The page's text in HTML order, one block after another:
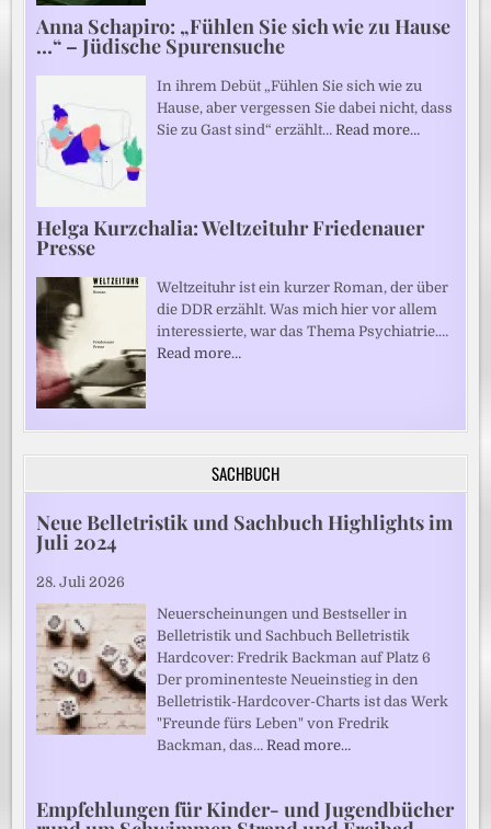
Anna Schapiro: „Fühlen Sie sich wie zu Hause
…“ – Jüdische Spurensuche
In ihrem Debüt „Fühlen Sie sich wie zu
Hause, aber vergessen Sie dabei nicht, dass
Sie zu Gast sind“ erzählt…Read more…
Helga Kurzchalia: Weltzeituhr Friedenauer
Presse
Weltzeituhr ist ein kurzer Roman, der über
die DDR erzählt. Was mich hier vor allem
interessierte, war das Thema Psychiatrie.…
Read more…
SACHBUCH
Neue Belletristik und Sachbuch Highlights im
Juli 2024
28. Juli 2026
Neuerscheinungen und Bestseller in
Belletristik und Sachbuch Belletristik
Hardcover: Fredrik Backman auf Platz 6
Der prominenteste Neueinstieg in den
Belletristik-Hardcover-Charts ist das Werk
"Freunde fürs Leben" von Fredrik
Backman, das…Read more…
Empfehlungen für Kinder- und Jugendbücher